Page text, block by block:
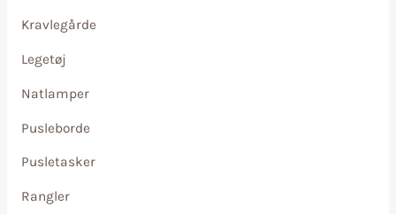
Kravlegårde
Legetøj
Natlamper
Pusleborde
Pusletasker
Rangler